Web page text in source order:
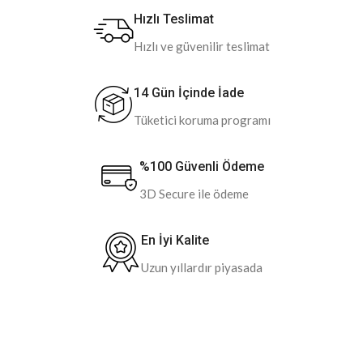
Hızlı Teslimat
Hızlı ve güvenilir teslimat
14 Gün İçinde İade
Tüketici koruma programı
%100 Güvenli Ödeme
3D Secure ile ödeme
En İyi Kalite
Uzun yıllardır piyasada